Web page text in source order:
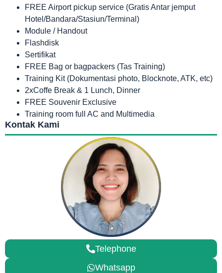
FREE Airport pickup service (Gratis Antar jemput
Hotel/Bandara/Stasiun/Terminal)
Module / Handout
Flashdisk
Sertifikat
FREE Bag or bagpackers (Tas Training)
Training Kit (Dokumentasi photo, Blocknote, ATK, etc)
2xCoffe Break & 1 Lunch, Dinner
FREE Souvenir Exclusive
Training room full AC and Multimedia
Kontak Kami
Telephone
Whatsapp